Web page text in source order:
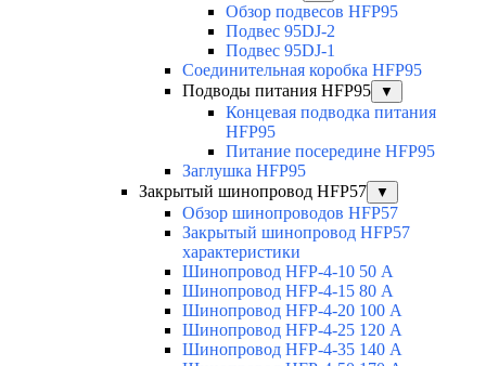
Обзор подвесов HFP95
Подвес 95DJ-2
Подвес 95DJ-1
Соединительная коробка HFP95
Подводы питания HFP95
▼
Концевая подводка питания
HFP95
Питание посередине HFP95
Заглушка HFP95
Закрытый шинопровод HFP57
▼
Обзор шинопроводов HFP57
Закрытый шинопровод HFP57
характеристики
Шинопровод HFP-4-10 50 А
Шинопровод HFP-4-15 80 А
Шинопровод HFP-4-20 100 А
Шинопровод HFP-4-25 120 А
Шинопровод HFP-4-35 140 А